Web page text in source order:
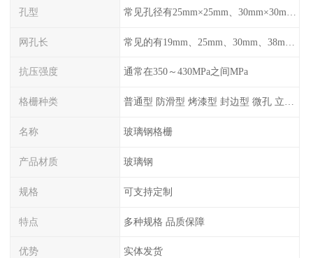
孔型
网孔长
抗压强度 通常在350～430MPa之间MPa
格栅种类 普通型 防滑型 ‌烤漆型 封边型 ‌微孔 立体 加砂覆面型 平面型
名称 玻璃钢格栅
产品材质 玻璃钢
规格 可支持定制
特点 多种规格 品质保障
优势 实体发货